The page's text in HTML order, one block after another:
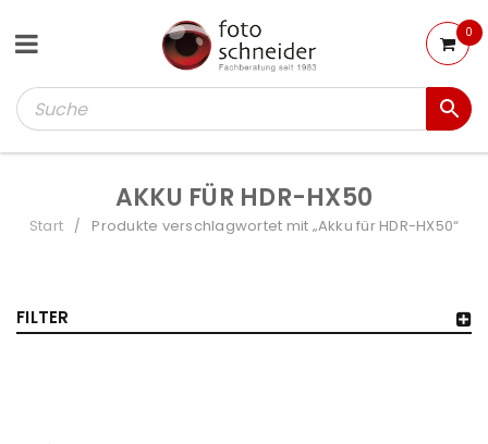
0
AKKU FÜR HDR-HX50
Start / Produkte verschlagwortet mit „Akku für HDR-HX50“
FILTER